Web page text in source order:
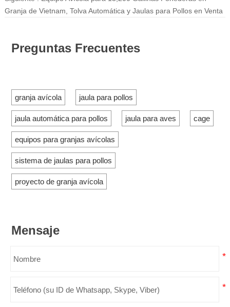
Granja de Vietnam, Tolva Automática y Jaulas para Pollos en Venta
Preguntas Frecuentes
granja avícola jaula para pollos
jaula automática para pollos jaula para aves cage
equipos para granjas avícolas
sistema de jaulas para pollos
proyecto de granja avícola
Mensaje